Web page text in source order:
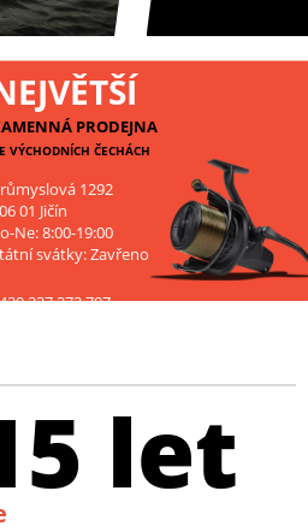
PRODEJNA
VÝCHODNÍCH ČECHÁCH
1292
01 Jičín
Ne: 8:00-19:00
svátky: Zavřeno
227 272 797
let